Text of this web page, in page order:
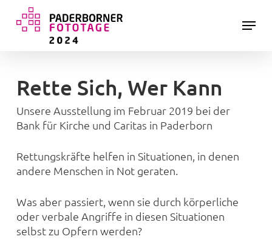
main
Menu
Rette Sich, Wer Kann
Unsere Ausstellung im Februar 2019 bei der
Bank für Kirche und Caritas in Paderborn
Rettungskräfte helfen in Situationen, in denen
andere Menschen in Not geraten.
Was aber passiert, wenn sie durch körperliche
oder verbale Angriffe in diesen Situationen
selbst zu Opfern werden?